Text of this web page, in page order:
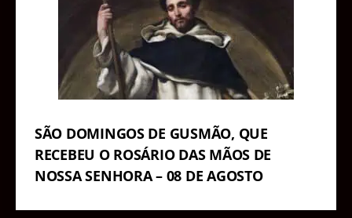
SÃO DOMINGOS DE GUSMÃO, QUE
RECEBEU O ROSÁRIO DAS MÃOS DE
NOSSA SENHORA – 08 DE AGOSTO